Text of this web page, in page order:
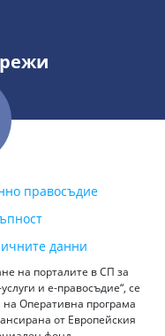
правосъдие
данни
на порталите в СП за
и е-правосъдие“, се
Оперативна програма
от Европейския